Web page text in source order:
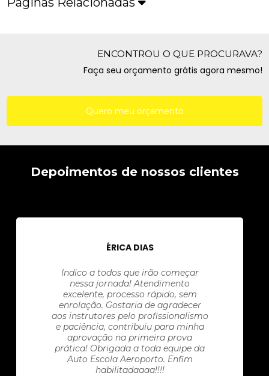
ENCONTROU O QUE PROCURAVA?
Faça seu orçamento grátis agora mesmo!
Quero meu orçamento
Depoimentos de nossos clientes
ÉRICA DIAS
Indico a todos que irão começar
nessa jornada! Atendimento
excelente, processo rápido, sem
enrolação. Gostaria de agradecer
aos instrutores pelo profissionalismo
e paciência, contribuiu para minha
aprovação na primeira prova
prática! Obrigada a toda equipe da
Auto Escola Aeroporto. Enfim
habilitadaaaa!!!!